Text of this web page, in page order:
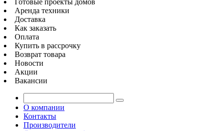
Готовые проекты домов
Аренда техники
Доставка
Как заказать
Оплата
Купить в рассрочку
Возврат товара
Новости
Акции
Вакансии
О компании
Контакты
Производители